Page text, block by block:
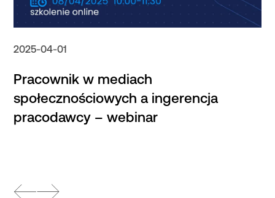
2025-04-01
Pracownik w mediach
społecznościowych a ingerencja
pracodawcy – webinar